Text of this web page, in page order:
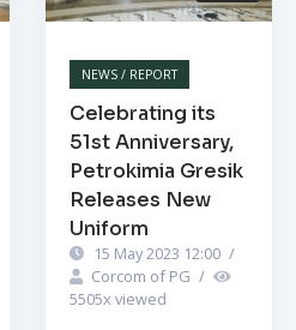
NEWS / REPORT
Celebrating its
51st Anniversary,
Petrokimia Gresik
Releases New
Uniform
15 May 2023 12:00 /
Corcom of PG /
5505x viewed